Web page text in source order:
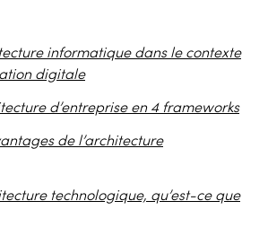
informatique dans le contexte
digitale
d’entreprise en 4 frameworks
de l’architecture
technologique, qu’est-ce que